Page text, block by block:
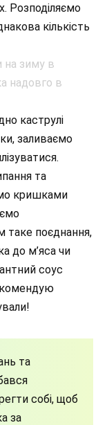
Розподіляємо
кількість
каструлі
заливаємо
та
кришками
таке поєднання,
до м’яса чи
соус
та
собі, щоб
за